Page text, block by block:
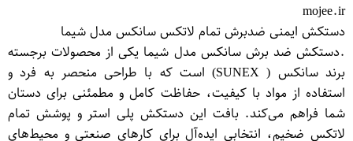
mojee.ir
دستکش ایمنی ضدبرش تمام لاتکس سانکس مدل شیما
.دستکش ضد برش سانکس مدل شیما یکی از محصولات برجسته
برند سانکس ( SUNEX) است که با طراحی منحصر به فرد و
استفاده از مواد با کیفیت، حفاظت کامل و مطمئنی برای دستان
شما فراهم می‌کند. بافت این دستکش پلی استر و پوشش تمام
لاتکس ضخیم، انتخابی ایده‌آل برای کارهای صنعتی و محیط‌های